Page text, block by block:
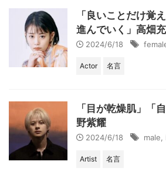
「良いことだけ覚
進んでいく」高畑
2024/6/18
Actor 名言
「目が乾燥肌」「
野紫耀
2024/6/18 male
Artist 名言